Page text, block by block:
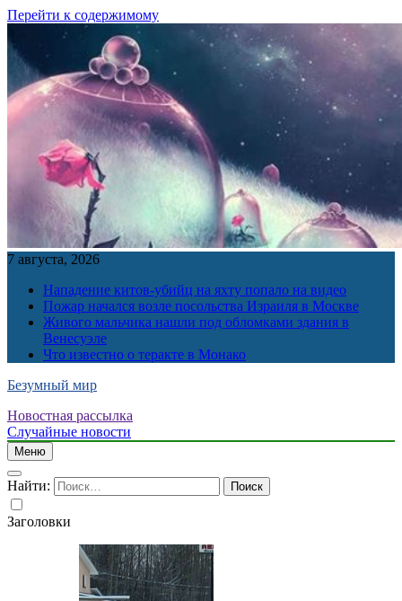
Перейти к содержимому
7 августа, 2026
Нападение китов-убийц на яхту попало на видео
Пожар начался возле посольства Израиля в Москве
Живого мальчика нашли под обломками здания в
Венесуэле
Что известно о теракте в Монако
Безумный мир
Новостная рассылка
Случайные новости
Меню
Найти:
Заголовки